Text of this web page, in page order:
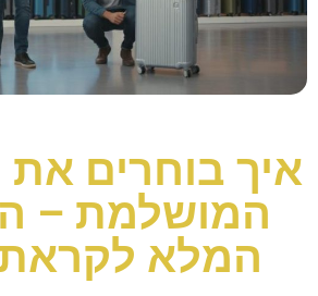
איך בוחרים את
המושלמת –
המלא לקראת